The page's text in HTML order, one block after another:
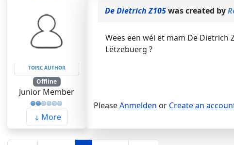
TOPIC AUTHOR
Offline
Junior Member
More
De Dietrich Z105was created by
Wees een wéi ët mam De Dietrich
Lëtzebuerg ?
PleaseAnmelden or Create an